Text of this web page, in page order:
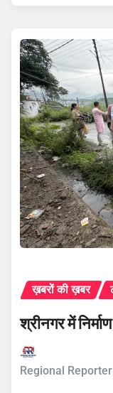
ख़बरों की ख़बर
श्रीनगर में
Regional Reporter